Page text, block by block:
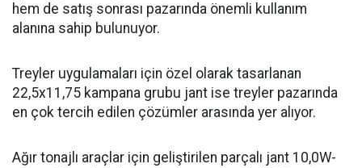
hem de satış sonrası pazarında önemli kullanım
alanına sahip bulunuyor.
Treyler uygulamaları için özel olarak tasarlanan
22,5x11,75 kampana grubu jant ise treyler pazarında
en çok tercih edilen çözümler arasında yer alıyor.
Ağır tonajlı araçlar için geliştirilen parçalı jant 10,0W-